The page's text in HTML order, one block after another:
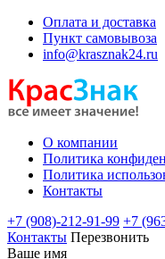
Оплата и доставка
Пункт самовывоза
info@krasznak24.ru
О компании
Политика
Политика
Контакты
+7 (908)-212-91-99 +7
Контакты Перезвонить
Ваше имя